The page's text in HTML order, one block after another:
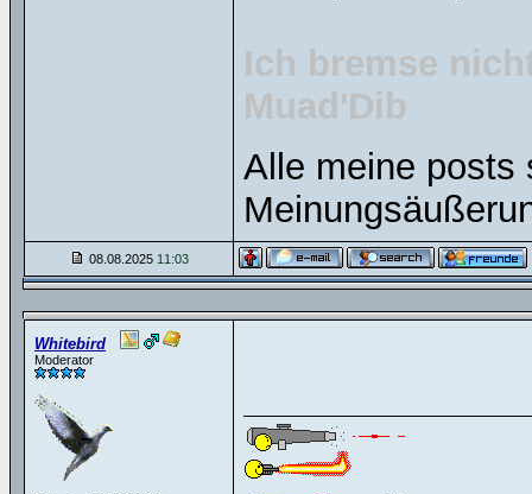
Ich bremse
Muad'Dib
Alle meine posts
08.08.2025 11:03
Whitebird
Moderator